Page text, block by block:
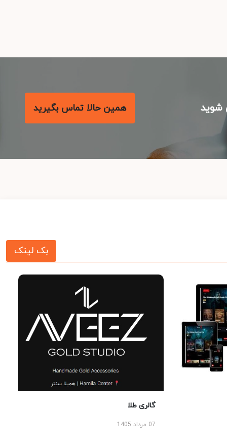
همین حالا تماس بگیرید
بک لینک
گالری طلا
07 مرداد 1405